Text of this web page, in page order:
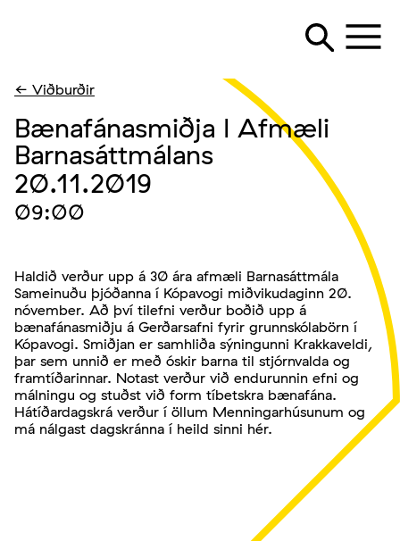
← Viðburðir
Bænafánasmiðja I Afmæli
Barnasáttmálans
20.11.2019
09:00
Haldið verður upp á 30 ára afmæli Barnasáttmála
Sameinuðu þjóðanna í Kópavogi miðvikudaginn 20.
nóvember. Að því tilefni verður boðið upp á
bænafánasmiðju á Gerðarsafni fyrir grunnskólabörn í
Kópavogi. Smiðjan er samhliða sýningunni Krakkaveldi,
þar sem unnið er með óskir barna til stjórnvalda og
framtíðarinnar. Notast verður við endurunnin efni og
málningu og stuðst við form tíbetskra bænafána.
Hátíðardagskrá verður í öllum Menningarhúsunum og
má nálgast dagskránna í heild sinni hér.